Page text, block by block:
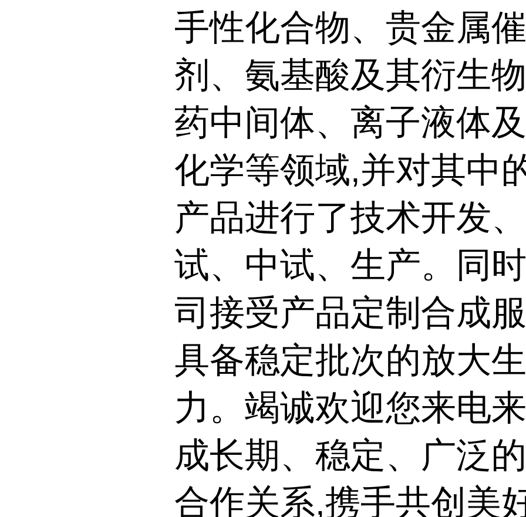
手性化合物、贵金属
剂、氨基酸及其衍生
药中间体、离子液体
化学等领域,并对其中
产品进行了技术开发
试、中试、生产。同
司接受产品定制合成
具备稳定批次的放大
力。竭诚欢迎您来电
成长期、稳定、广泛
合作关系,携手共创美